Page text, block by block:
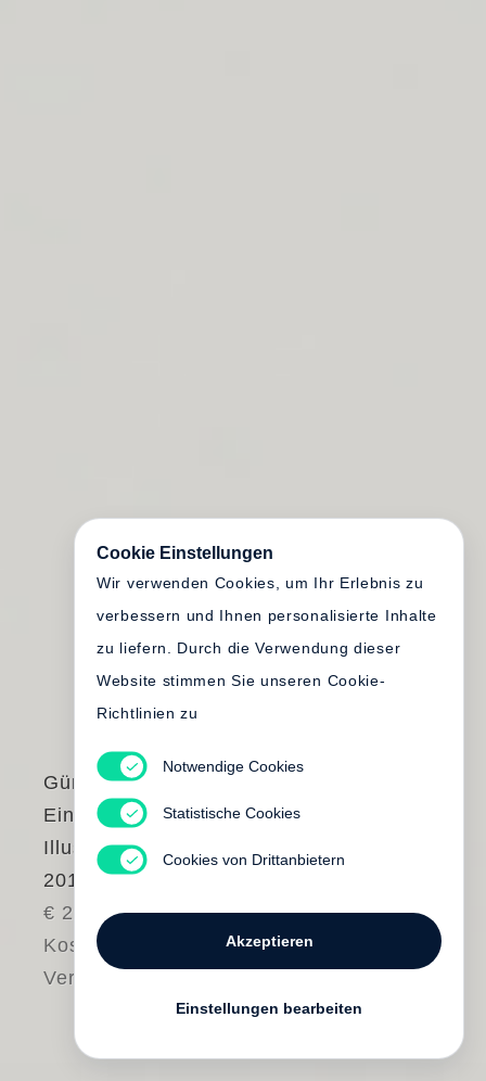
Günter Grass
Ein weites Feld.
Illustrierte Ausgabe
2019
€ 28.00
Kostenloser
Versand
Cookie Einstellungen
Wir verwenden Cookies, um Ihr Erlebnis zu
verbessern und Ihnen personalisierte Inhalte
zu liefern. Durch die Verwendung dieser
Website stimmen Sie unseren Cookie-
Richtlinien zu
Notwendige Cookies
Statistische Cookies
Cookies von Drittanbietern
Akzeptieren
Einstellungen bearbeiten